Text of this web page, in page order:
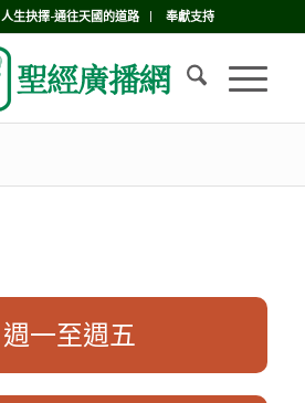
人生抉擇-通往天國的道路 奉獻支持
週一至週五